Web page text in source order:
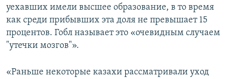
уехавших имели высшее образование, в то время
как среди прибывших эта доля не превышает 15
процентов. Гобл называет это «очевидным случаем
"утечки мозгов"».
«Раньше некоторые казахи рассматривали уход